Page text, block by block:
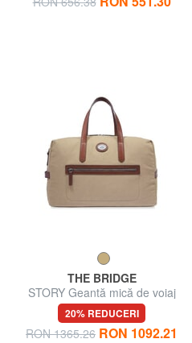
THE BRIDGE
STORY Geantă mică de voiaj
din piele și material textil
20% REDUCERI
RON 1365.26 RON 1092.21